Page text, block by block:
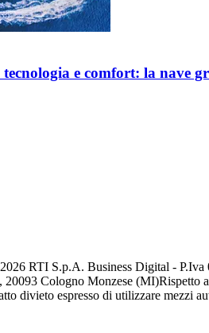
e comfort: la nave
2026 RTI S.p.A. Business Digital -
Cologno Monzese (MI)Rispetto
divieto espresso di utilizzare mezzi